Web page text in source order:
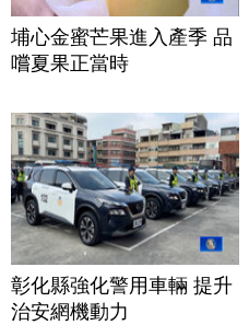
埔心金蜜芒果進入產季 品
嚐夏果正當時
彰化縣強化警用車輛 提升
治安網機動力